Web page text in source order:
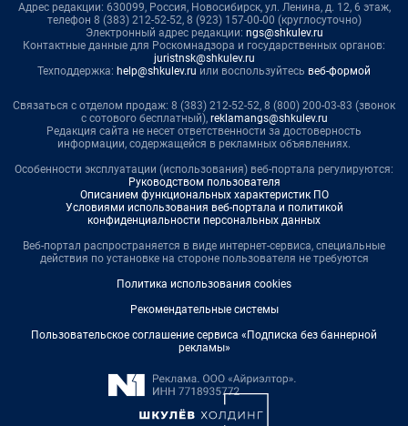
Адрес редакции: 630099, Россия, Новосибирск, ул. Ленина, д. 12, 6 этаж,
телефон 8 (383) 212-52-52, 8 (923) 157-00-00 (круглосуточно)
Электронный адрес редакции: ngs@shkulev.ru
Контактные данные для Роскомнадзора и государственных органов:
juristnsk@shkulev.ru
Техподдержка: help@shkulev.ru или воспользуйтесь веб-формой
Связаться с отделом продаж: 8 (383) 212-52-52, 8 (800) 200-03-83 (звонок
с сотового бесплатный), reklamangs@shkulev.ru
Редакция сайта не несет ответственности за достоверность
информации, содержащейся в рекламных объявлениях.
Особенности эксплуатации (использования) веб-портала регулируются:
Руководством пользователя
Описанием функциональных характеристик ПО
Условиями использования веб-портала и политикой
конфиденциальности персональных данных
Веб-портал распространяется в виде интернет-сервиса, специальные
действия по установке на стороне пользователя не требуются
Политика использования cookies
Рекомендательные системы
Пользовательское соглашение сервиса «Подписка без баннерной
рекламы»